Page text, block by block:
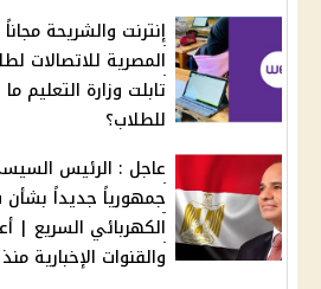
إنترنت والشريحة
المصرية للاتصالات
للطلاب؟
عاجل : الرئيس
جمهورياً جديداً بشأن
الكهربائي السريع |
والقنوات الإخبارية